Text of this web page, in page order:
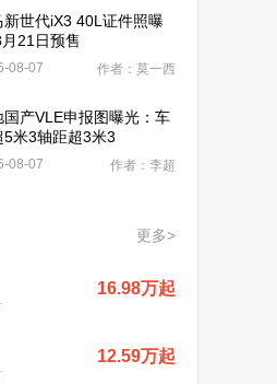
新世代iX3 40L证件照曝
21日预售
08-07 作者：莫一西
国产VLE申报图曝光：车
5米3轴距超3米3
08-07 作者：李超
更多>
16.98万起
12.59万起